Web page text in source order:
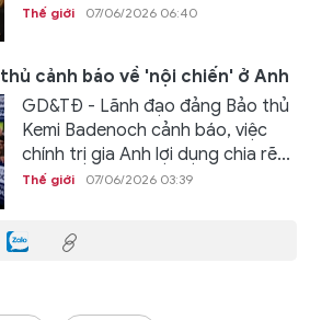
Thế giới 07/06/2026 06:40
cảnh báo về 'nội chiến' ở Anh
GD&TĐ - Lãnh đạo đảng Bảo thủ
Kemi Badenoch cảnh báo, việc
chính trị gia Anh lợi dụng chia rẽ...
Thế giới 07/06/2026 03:39